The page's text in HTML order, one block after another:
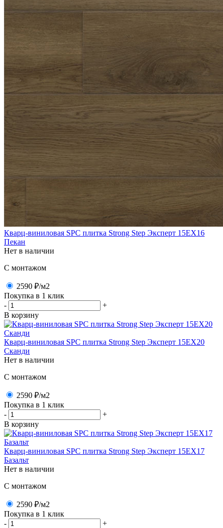
Кварц-виниловая SPC плитка Strong Step Эксперт 15ЕХ16
Пекан
Нет в наличии
C монтажом
2590 ₽/м2
Покупка в 1 клик
-
+
В корзину
Кварц-виниловая SPC плитка Strong Step Эксперт 15ЕХ20
Сканди
Нет в наличии
C монтажом
2590 ₽/м2
Покупка в 1 клик
-
+
В корзину
Кварц-виниловая SPC плитка Strong Step Эксперт 15ЕХ17
Базальт
Нет в наличии
C монтажом
2590 ₽/м2
Покупка в 1 клик
-
+